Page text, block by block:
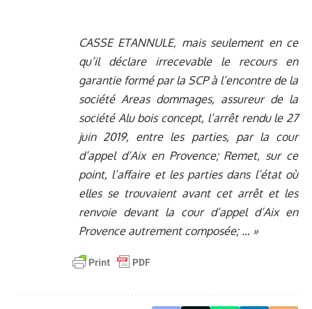
CASSE ETANNULE, mais seulement en ce
qu’il déclare irrecevable le recours en
garantie formé par la SCP à l’encontre de la
société Areas dommages, assureur de la
société Alu bois concept, l’arrêt rendu le 27
juin 2019, entre les parties, par la cour
d’appel d’Aix en Provence; Remet, sur ce
point, l’affaire et les parties dans l’état où
elles se trouvaient avant cet arrêt et les
renvoie devant la cour d’appel d’Aix en
Provence autrement composée; … »